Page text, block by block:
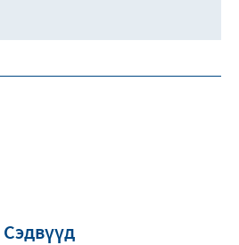
Сэдвүүд